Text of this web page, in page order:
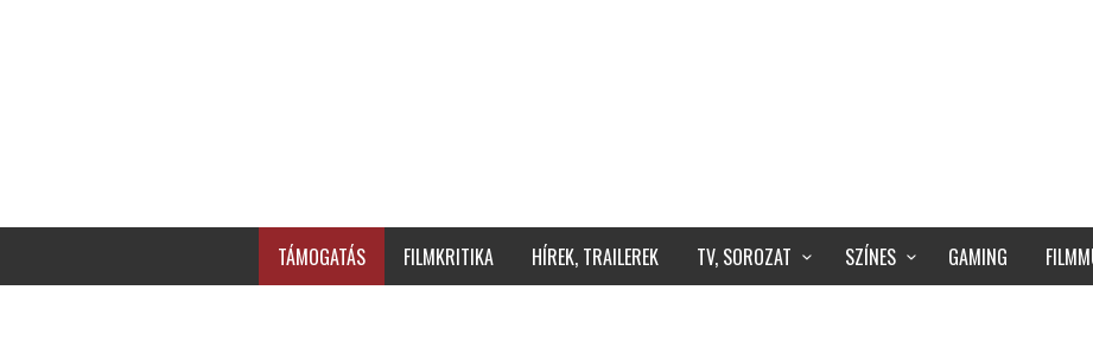
TÁMOGATÁS FILMKRITIKA HÍREK, TRAILEREK TV, SOROZAT SZÍNES GAMING